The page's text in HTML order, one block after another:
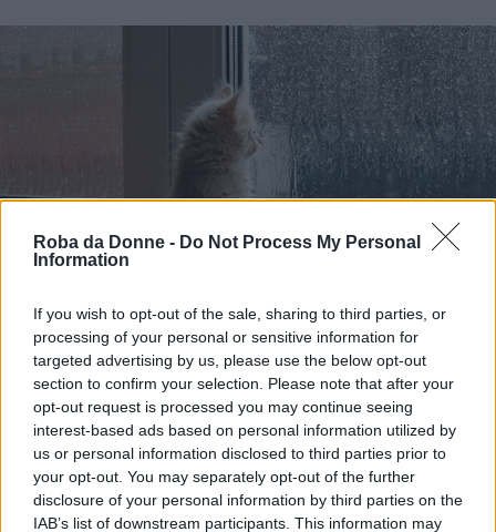
Roba da Donne - Do Not Process My Personal
Information
If you wish to opt-out of the sale, sharing to third parties, or
processing of your personal or sensitive information for
targeted advertising by us, please use the below opt-out
section to confirm your selection. Please note that after your
opt-out request is processed you may continue seeing
interest-based ads based on personal information utilized by
us or personal information disclosed to third parties prior to
your opt-out. You may separately opt-out of the further
disclosure of your personal information by third parties on the
IAB’s list of downstream participants. This information may
(foto:Web)
11